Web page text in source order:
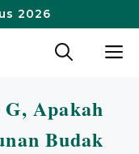
2026
Apakah
Budak